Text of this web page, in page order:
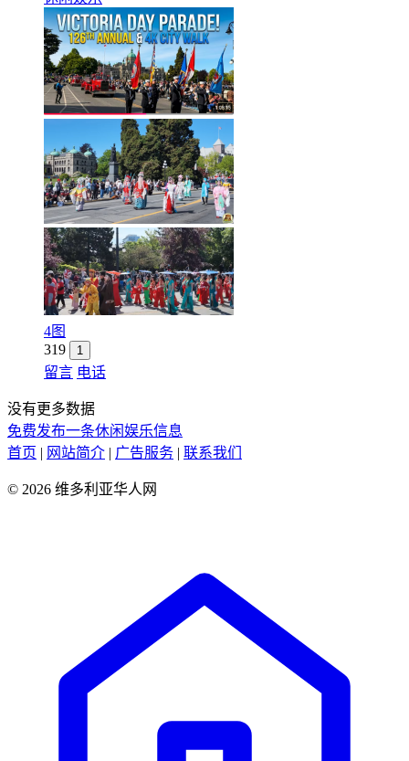
4图
319
1
留言 电话
没有更多数据
免费发布一条休闲娱乐信息
首页 | 网站简介 | 广告服务 | 联系我们
© 2026 维多利亚华人网